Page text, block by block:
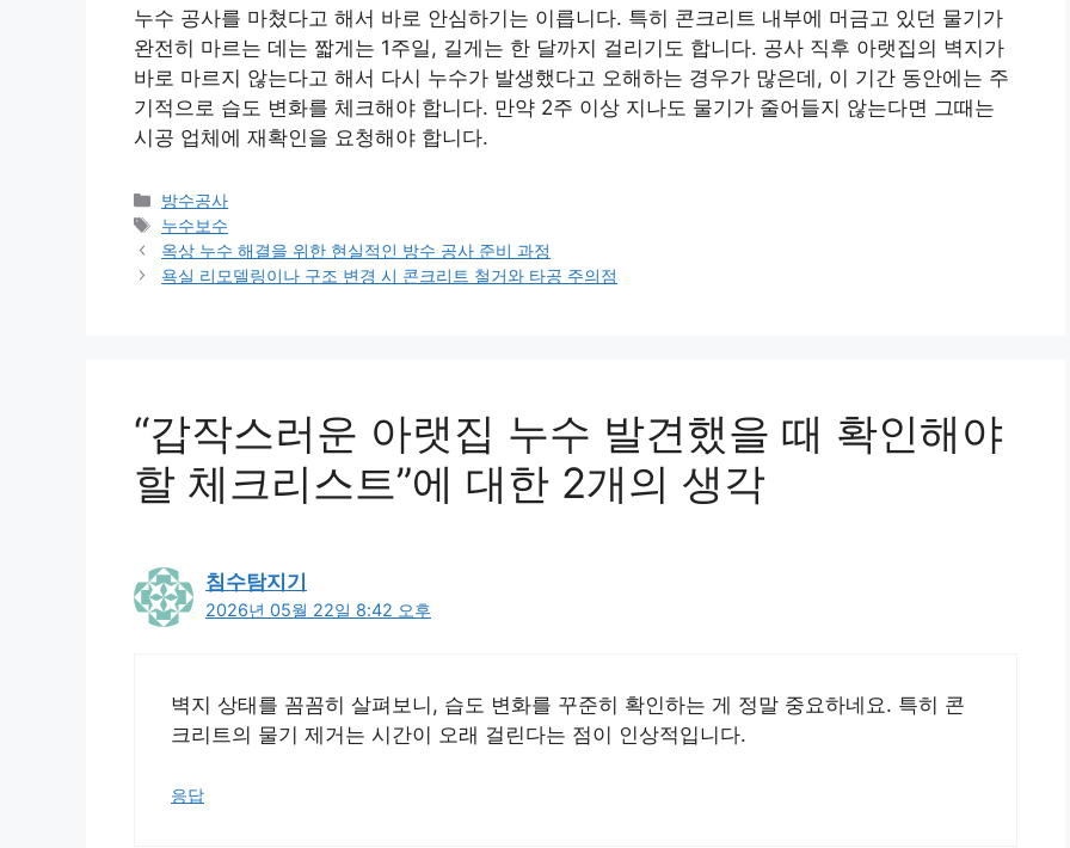
누수 공사를 마쳤다고 해서 바로 안심하기는 이릅니다. 특히 콘크리트 내부에 머금고 있던 물기가
완전히 마르는 데는 짧게는 1주일, 길게는 한 달까지 걸리기도 합니다. 공사 직후 아랫집의 벽지가
바로 마르지 않는다고 해서 다시 누수가 발생했다고 오해하는 경우가 많은데, 이 기간 동안에는 주
기적으로 습도 변화를 체크해야 합니다. 만약 2주 이상 지나도 물기가 줄어들지 않는다면 그때는
시공 업체에 재확인을 요청해야 합니다.
카
테
고
리
방수공사
태
그
누수보수
옥상 누수 해결을 위한 현실적인 방수 공사 준비 과정
욕실 리모델링이나 구조 변경 시 콘크리트 철거와 타공 주의점
“갑작스러운 아랫집 누수 발견했을 때 확인해야
할 체크리스트”에 대한 2개의 생각
침수탐지기
2026년 05월 22일 8:42 오후
벽지 상태를 꼼꼼히 살펴보니, 습도 변화를 꾸준히 확인하는 게 정말 중요하네요. 특히 콘
크리트의 물기 제거는 시간이 오래 걸린다는 점이 인상적입니다.
응답